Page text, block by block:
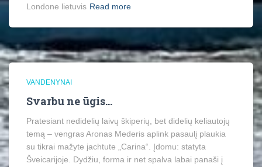
Londone lietuvis Read more
VANDENYNAI
Svarbu ne ūgis…
Pratesiant nedidelių laivų škiperių, bet didelių keliautojų
temą – vengras Aronas Mederis aplink pasaulį plaukia
su tikrai mažyte jachtute „Carina“. Įdomu: statyta
Šveicarijoje. Dydžiu, forma ir net spalva labai panaši į